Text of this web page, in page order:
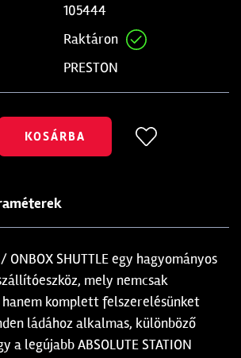
105444
Raktáron
PRESTON
KOSÁRBA
/ ONBOX SHUTTLE egy hagyományos
mely nemcsak
komplett felszerelésünket
ládához alkalmas, különböző
a legújabb ABSOLUTE STATION